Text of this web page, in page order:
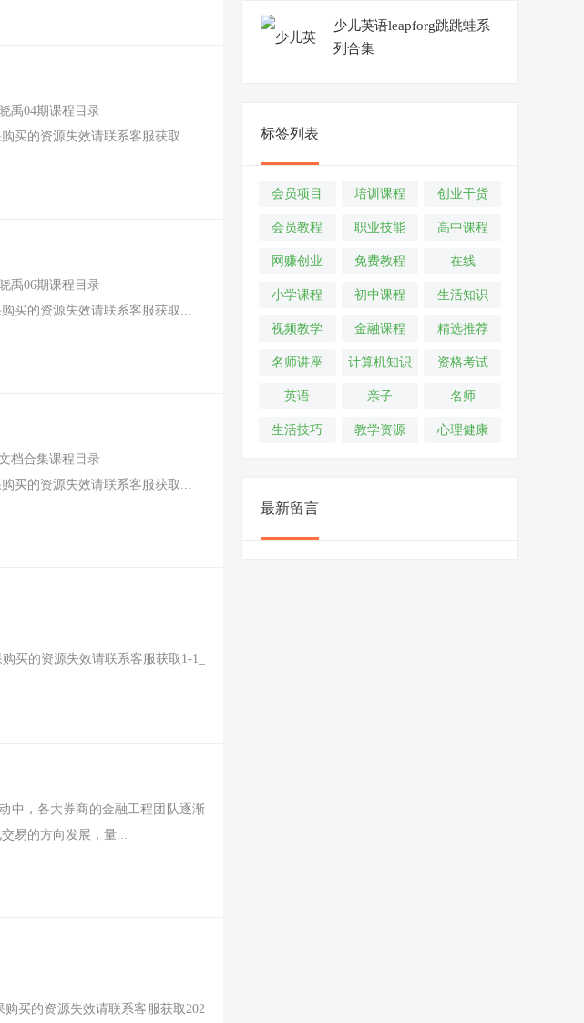
禹04期课程目录
买的资源失效请联系客服获取...
禹06期课程目录
买的资源失效请联系客服获取...
档合集课程目录
买的资源失效请联系客服获取...
买的资源失效请联系客服获取1-1_
中，各大券商的金融工程团队逐渐
易的方向发展，量...
买的资源失效请联系客服获取202
少儿英语leapforg跳跳蛙系
列合集
标签列表
会员项目 培训课程 创业干货
会员教程 职业技能 高中课程
网赚创业 免费教程 在线
小学课程 初中课程 生活知识
视频教学 金融课程 精选推荐
名师讲座 计算机知识 资格考试
英语 亲子 名师
生活技巧 教学资源 心理健康
最新留言